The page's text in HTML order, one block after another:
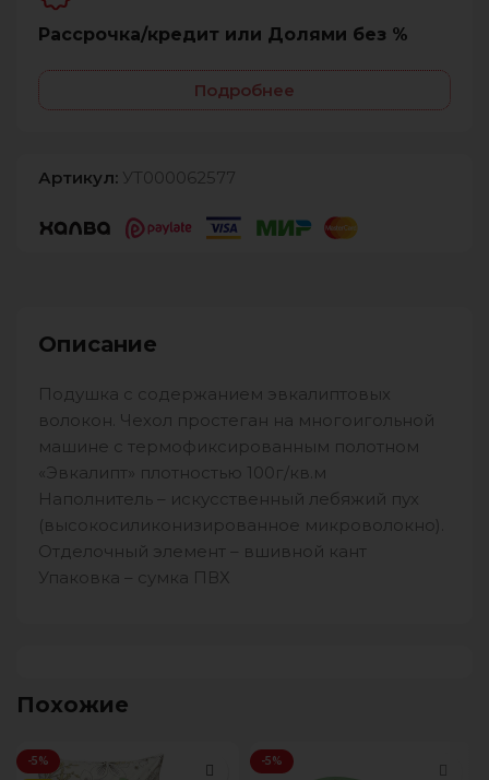
Рассрочка/кредит или Долями без %
Подробнее
Артикул: УТ000062577
Описание
Подушка с содержанием эвкалиптовых
волокон. Чехол простеган на многоигольной
машине с термофиксированным полотном
«Эвкалипт» плотностью 100г/кв.м
Наполнитель – искусственный лебяжий пух
(высокосиликонизированное микроволокно).
Отделочный элемент – вшивной кант
Упаковка – сумка ПВХ
Похожие
-5% -5%